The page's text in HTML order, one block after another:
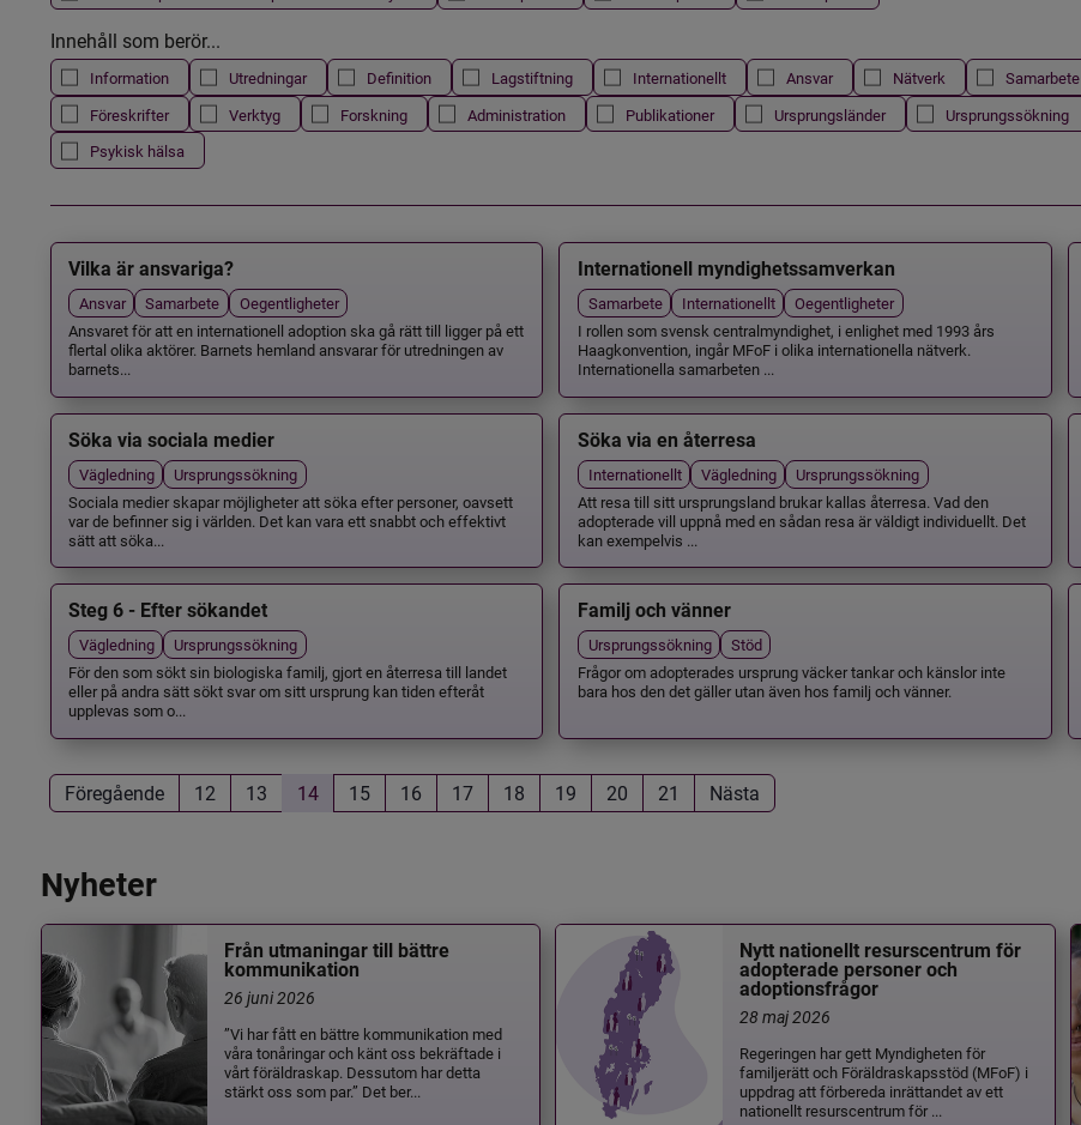
Innehåll som berör...
Information Utredningar Definition Lagstiftning Internationellt Ansvar Nätverk Samarbete
Föreskrifter
Verktyg Forskning Administration Publikationer Ursprungsländer Ursprungssökning
Psykisk hälsa
Vilka är ansvariga?
Ansvar Samarbete
Oegentligheter
Ansvaret för att en internationell adoption ska gå rätt till ligger på ett
flertal olika aktörer. Barnets hemland ansvarar för utredningen av
barnets...
Internationell myndighetssamverkan
Samarbete Internationellt
Oegentligheter
I rollen som svensk centralmyndighet, i enlighet med 1993 års
Haagkonvention, ingår MFoF i olika internationella nätverk.
Internationella samarbeten ...
Söka via sociala medier
Vägledning
Ursprungssökning
Sociala medier skapar möjligheter att söka efter personer, oavsett
var de befinner sig i världen. Det kan vara ett snabbt och effektivt
sätt att söka...
Söka via en återresa
Internationellt Vägledning
Ursprungssökning
Att resa till sitt ursprungsland brukar kallas återresa. Vad den
adopterade vill uppnå med en sådan resa är väldigt individuellt. Det
kan exempelvis ...
Steg 6 - Efter sökandet
Vägledning
Ursprungssökning
För den som sökt sin biologiska familj, gjort en återresa till landet
eller på andra sätt sökt svar om sitt ursprung kan tiden efteråt
upplevas som o...
Familj och vänner
Ursprungssökning
Stöd
Frågor om adopterades ursprung väcker tankar och känslor inte
bara hos den det gäller utan även hos familj och vänner.
Föregående 12 13 14 15 16 17 18 19 20 21 Nästa
Nyheter
Från utmaningar till bättre
kommunikation
26 juni 2026
”Vi har fått en bättre kommunikation med
våra tonåringar och känt oss bekräftade i
vårt föräldraskap. Dessutom har detta
stärkt oss som par.” Det ber...
Nytt nationellt resurscentrum för
adopterade personer och
adoptionsfrågor
28 maj 2026
Regeringen har gett Myndigheten för
familjerätt och Föräldraskapsstöd (MFoF) i
uppdrag att förbereda inrättandet av ett
nationellt resurscentrum för ...